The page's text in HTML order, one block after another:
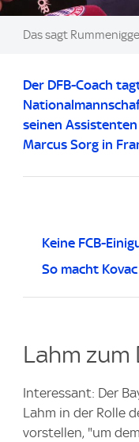
Das sagt
Der DFB-Coach
seinen
Marcus Sorg in
Keine FCB-
So macht
Lahm zum
Interessant: Der
Lahm in der Rolle
vorstellen, "um